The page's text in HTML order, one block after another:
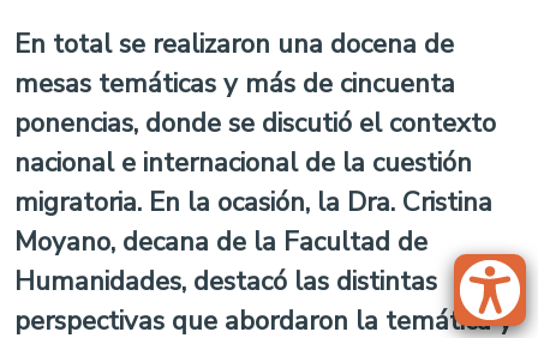
En total se realizaron una docena de
mesas temáticas y más de cincuenta
ponencias, donde se discutió el contexto
nacional e internacional de la cuestión
migratoria. En la ocasión, la Dra. Cristina
Moyano, decana de la Facultad de
Humanidades, destacó las distintas
perspectivas que abordaron la temática y